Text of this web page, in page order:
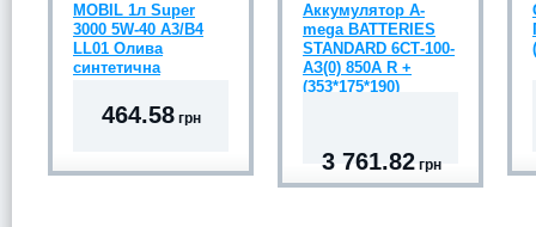
MOBIL 1л Super
3000 5W-40 A3/B4
LL01 Олива
синтетична
464.58грн
Аккумулятор А-
mega BATTERIES
STANDARD 6СТ-100-
АЗ(0) 850A R +
(353*175*190)
3 761.82 грн